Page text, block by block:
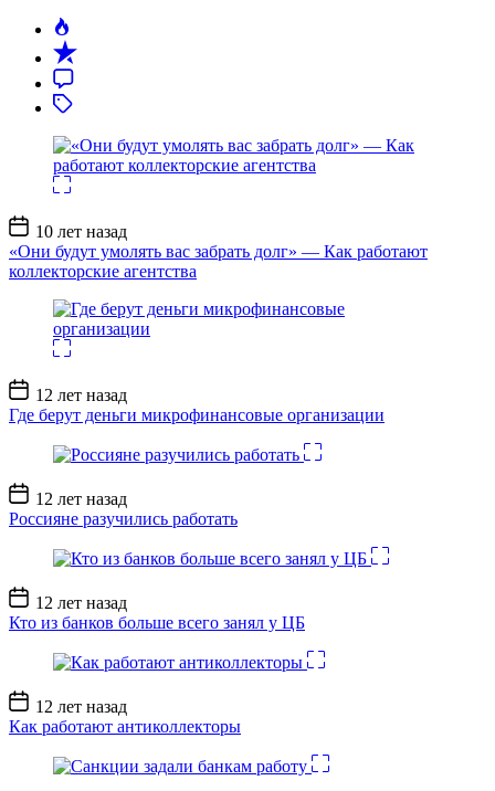
Дата
записи
10 лет назад
«Они будут умолять вас забрать долг» — Как работают
коллекторские агентства
Дата
записи
12 лет назад
Где берут деньги микрофинансовые организации
Дата
записи
12 лет назад
Россияне разучились работать
Дата
записи
12 лет назад
Кто из банков больше всего занял у ЦБ
Дата
записи
12 лет назад
Как работают антиколлекторы